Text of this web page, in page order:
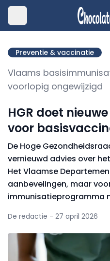
Preventie & vaccinatie
Vlaams
voorlopig ongewijzigd
HGR doet
voor
De Hoge
vernieuwd advies over
Het Vlaamse
aanbevelingen, maar
immunisatieprogramma
De redactie - 27 april 2026